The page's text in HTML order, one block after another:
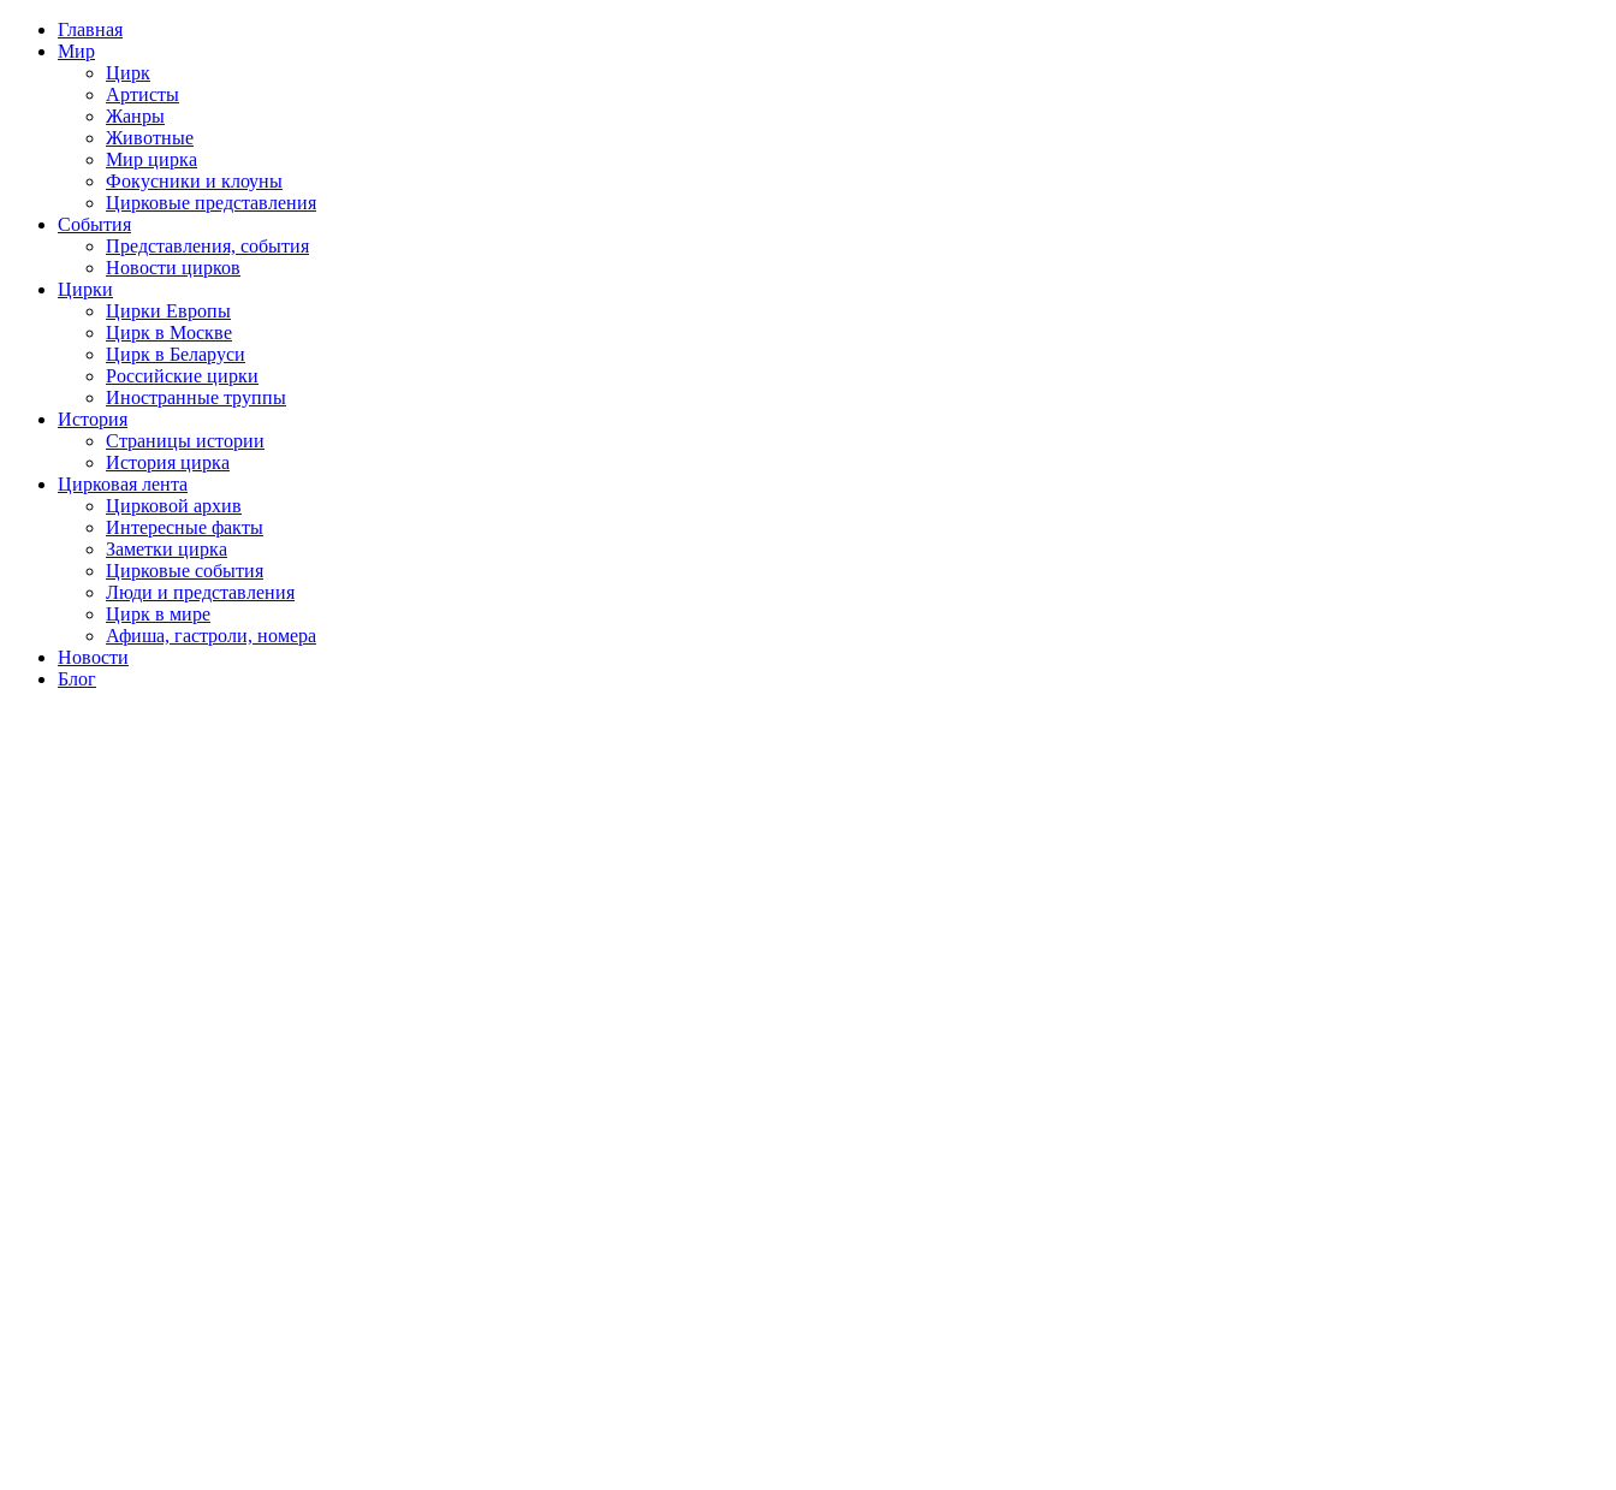
Главная
Мир
Цирк
Артисты
Жанры
Животные
Мир цирка
Фокусники и клоуны
Цирковые представления
События
Представления, события
Новости цирков
Цирки
Цирки Европы
Цирк в Москве
Цирк в Беларуси
Российские цирки
Иностранные труппы
История
Страницы истории
История цирка
Цирковая лента
Цирковой архив
Интересные факты
Заметки цирка
Цирковые события
Люди и представления
Цирк в мире
Афиша, гастроли, номера
Новости
Блог